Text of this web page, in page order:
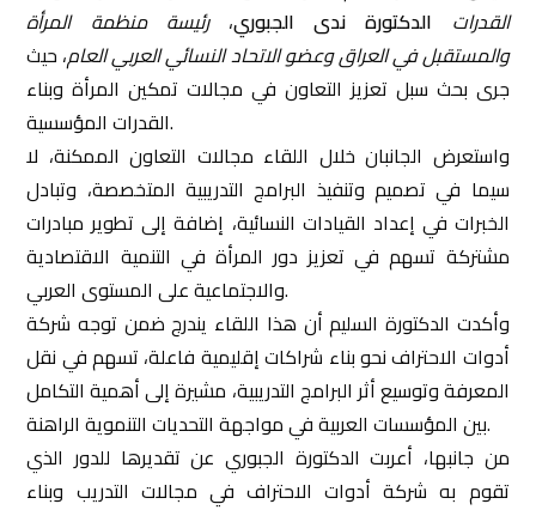
القدرات
الدكتورة ندى الجبوري،رئيسة منظمة المرأة
والمستقبل في العراق وعضو الاتحاد النسائي العربي العام، حيث
جرى بحث سبل تعزيز التعاون في مجالات تمكين المرأة وبناء
القدرات المؤسسية.
واستعرض الجانبان خلال اللقاء مجالات التعاون الممكنة، لا
سيما في تصميم وتنفيذ البرامج التدريبية المتخصصة، وتبادل
الخبرات في إعداد القيادات النسائية، إضافة إلى تطوير مبادرات
مشتركة تسهم في تعزيز دور المرأة في التنمية الاقتصادية
والاجتماعية على المستوى العربي.
وأكدت الدكتورة السليم أن هذا اللقاء يندرج ضمن توجه شركة
أدوات الاحتراف نحو بناء شراكات إقليمية فاعلة، تسهم في نقل
المعرفة وتوسيع أثر البرامج التدريبية، مشيرة إلى أهمية التكامل
بين المؤسسات العربية في مواجهة التحديات التنموية الراهنة.
من جانبها، أعربت الدكتورة الجبوري عن تقديرها للدور الذي
تقوم به شركة أدوات الاحتراف في مجالات التدريب وبناء